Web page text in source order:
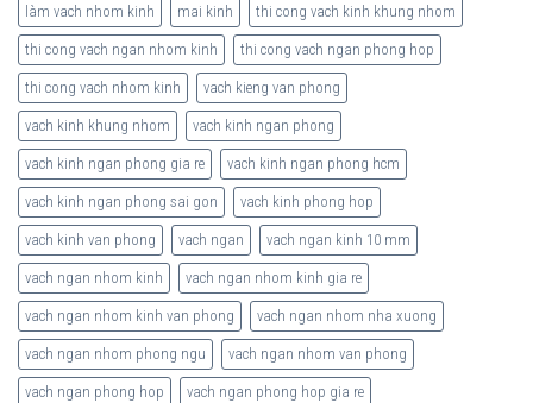
làm vach nhom kinh mai kinh thi cong vach kinh khung nhom
thi cong vach ngan nhom kinh thi cong vach ngan phong hop
thi cong vach nhom kinh vach kieng van phong
vach kinh khung nhom vach kinh ngan phong
vach kinh ngan phong gia re vach kinh ngan phong hcm
vach kinh ngan phong sai gon vach kinh phong hop
vach kinh van phong vach ngan vach ngan kinh 10 mm
vach ngan nhom kinh vach ngan nhom kinh gia re
vach ngan nhom kinh van phong vach ngan nhom nha xuong
vach ngan nhom phong ngu vach ngan nhom van phong
vach ngan phong hop vach ngan phong hop gia re